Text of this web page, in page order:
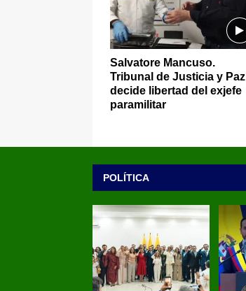
Salvatore Mancuso.
Tribunal de Justicia y Paz
decide libertad del exjefe
paramilitar
POLÍTICA